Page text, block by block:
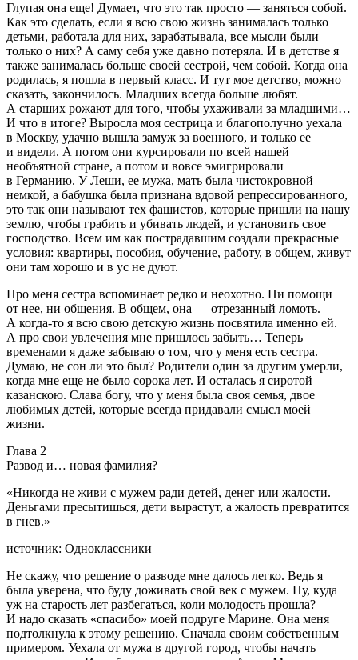
Глупая она еще! Думает, что это так просто — заняться собой.
Как это сделать, если я всю свою жизнь занималась только
детьми, работала для них, зарабатывала, все мысли были
только о них? А саму себя уже давно потеряла. И в детстве я
также занималась больше своей сестрой, чем собой. Когда она
родилась, я пошла в первый класс. И тут мое детство, можно
сказать, закончилось. Младших всегда больше любят.
А старших рожают для того, чтобы ухаживали за младшими…
И что в итоге? Выросла моя сестрица и благополучно уехала
в Москву, удачно вышла замуж за военного, и только ее
и видели. А потом они курсировали по всей нашей
необъятной стране, а потом и вовсе эмигрировали
в Германию. У Леши, ее мужа, мать была чистокровной
немкой, а бабушка была признана вдовой репрессированного,
это так они называют тех фашистов, которые пришли на нашу
землю, чтобы грабить и убивать людей, и установить свое
господство. Всем им как пострадавшим создали прекрасные
условия: квартиры, пособия, обучение, работу, в общем, живут
они там хорошо и в ус не дуют.
Про меня сестра вспоминает редко и неохотно. Ни помощи
от нее, ни общения. В общем, она — отрезанный ломоть.
А когда-то я всю свою детскую жизнь посвятила именно ей.
А про свои увлечения мне пришлось забыть… Теперь
временами я даже забываю о том, что у меня есть сестра.
Думаю, не сон ли это был? Родители один за другим умерли,
когда мне еще не было сорока лет. И осталась я сиротой
казанскою. Слава богу, что у меня была своя семья, двое
любимых детей, которые всегда придавали смысл моей
жизни.
Глава 2
Развод и… новая фамилия?
«Никогда не живи с мужем ради детей, денег или жалости.
Деньгами пресытишься, дети вырастут, а жалость превратится
в гнев.»
источник: Одноклассники
Не скажу, что решение о разводе мне далось легко. Ведь я
была уверена, что буду доживать свой век с мужем. Ну, куда
уж на старость лет разбегаться, коли молодость прошла?
И надо сказать «спасибо» моей подруге Марине. Она меня
подтолкнула к этому решению. Сначала своим собственным
примером. Уехала от мужа в другой город, чтобы начать